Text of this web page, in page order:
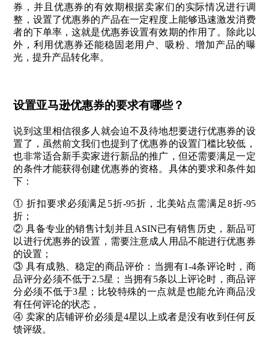
券，并且优惠券的有效期根据卖家们的实际情况进行调
整，设置了优惠券的产品在一定程度上能够迅速激发消费
者的下单率，这就是优惠券设置有效期的作用了。除此以
外，利用优惠券还能稳固老用户、吸粉、增加产品的曝
光，提升产品转化率。
设置亚马逊优惠券的要求有哪些？
说到这里相信很多人就会迫不及待地想要进行优惠券的设
置了，虽然前文我们也提到了优惠券的设置门槛比较低，
也非常适合新手卖家进行新品的推广，但还需要满足一定
的条件才能获得创建优惠券的资格。具体的要求和条件如
下：
① 折扣要求必须满足5折-95折，北美站点需满足8折-95
折；
② 具备专业的销售计划并且ASIN已有销售历史，新品可
以进行优惠券的设置，需要注意成人用品不能进行优惠券
的设置；
③ 具有成熟、稳定的商品评价：当拥有1-4条评论时，商
品评分必须不低于2.5星；当拥有5条以上评论时，商品评
分必须不低于3星；比较特殊的一点就是也能允许商品没
有任何评论的状态，
④ 卖家的店铺评价必须是4星以上或者是没有收到任何反
馈评级。